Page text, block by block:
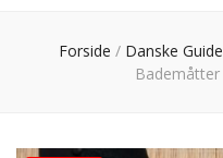
Forside / Danske